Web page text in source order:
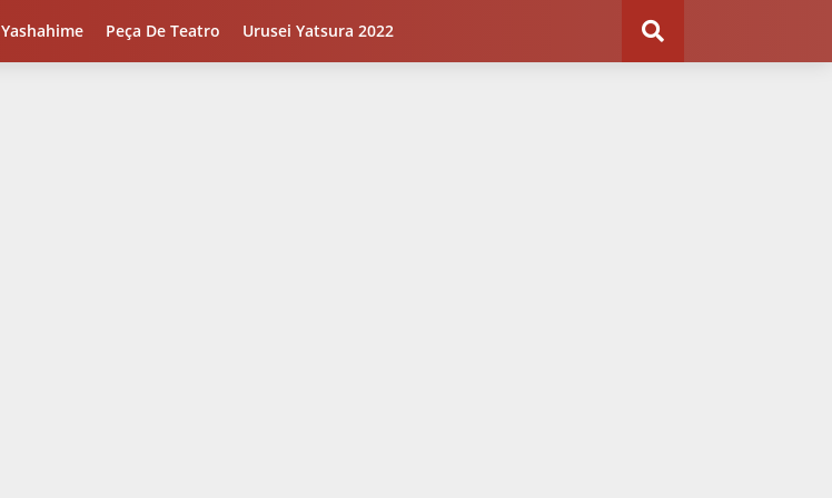
Yashahime Peça De Teatro Urusei Yatsura 2022